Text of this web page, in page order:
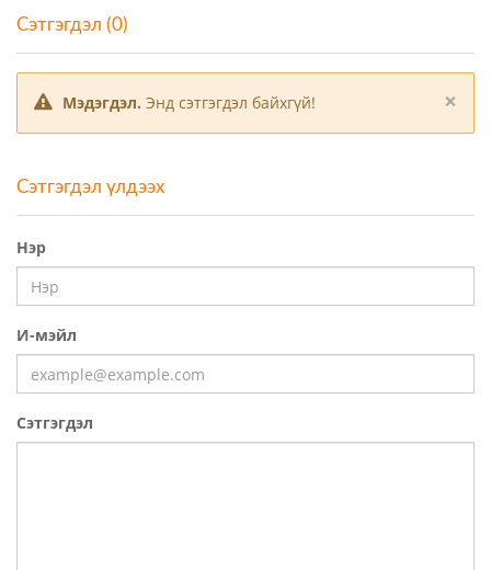
Сэтгэгдэл (0)
×
Мэдэгдэл. Энд сэтгэгдэл байхгүй!
Сэтгэгдэл үлдээх
Нэр
И-мэйл
Сэтгэгдэл